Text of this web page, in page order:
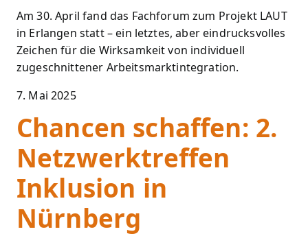
Am 30. April fand das Fachforum zum Projekt LAUT
in Erlangen statt – ein letztes, aber eindrucksvolles
Zeichen für die Wirksamkeit von individuell
zugeschnittener Arbeitsmarktintegration.
7. Mai 2025
Chancen schaffen: 2.
Netzwerktreffen
Inklusion in
Nürnberg